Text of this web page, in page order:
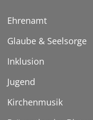
Ehrenamt
Glaube & Seelsorge
Inklusion
Jugend
Kirchenmusik